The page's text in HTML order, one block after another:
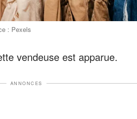
: Pexels
vendeuse est apparue.
ANNONCES